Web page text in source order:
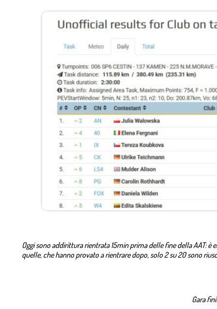
Oggi sono addirittura rientrata 15min prima delle fine della AAT:
quelle, che hanno provato a rientrare dopo, solo 2 su 20 sono
Gara